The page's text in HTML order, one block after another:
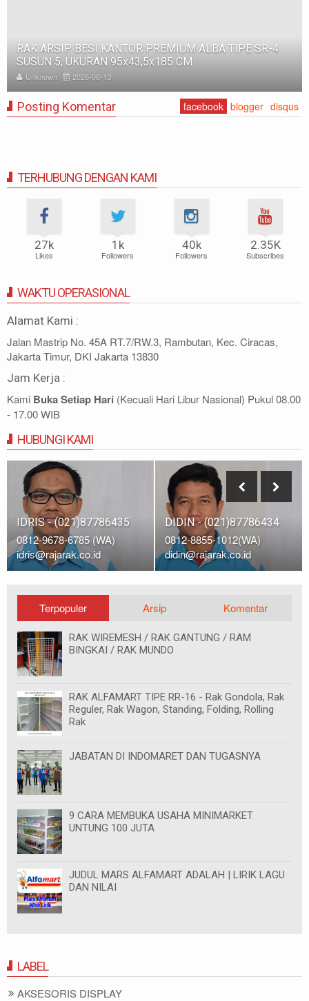
RAK BESI SUSUN GUDANG PABRIK MEDIUM DUTY ZA-
500, WARNA FULL BIRU, UKURAN 150x100x200 CM
Unknown 2025-11-12
Posting Komentar facebook blogger disqus
TERHUBUNG DENGAN KAMI
27k
Likes
1k
Followers
40k
Followers
2.35K
Subscribes
WAKTU OPERASIONAL
Alamat Kami :
Jalan Mastrip No. 45A RT.7/RW.3, Rambutan, Kec. Ciracas,
Jakarta Timur, DKI Jakarta 13830
Jam Kerja :
Kami Buka Setiap Hari (Kecuali Hari Libur Nasional) Pukul 08.00
- 17.00 WIB
HUBUNGI KAMI
IDRIS - (021)87786435
0812-9678-6785 (WA)
idris@rajarak.co.id
DIDIN - (021)87786434
0812-8855-1012(WA)
didin@rajarak.co.id
Terpopuler Arsip Komentar
RAK WIREMESH / RAK GANTUNG / RAM
BINGKAI / RAK MUNDO
RAK ALFAMART TIPE RR-16 - Rak Gondola, Rak
Reguler, Rak Wagon, Standing, Folding, Rolling
Rak
JABATAN DI INDOMARET DAN TUGASNYA
9 CARA MEMBUKA USAHA MINIMARKET
UNTUNG 100 JUTA
JUDUL MARS ALFAMART ADALAH | LIRIK LAGU
DAN NILAI
LABEL
AKSESORIS DISPLAY